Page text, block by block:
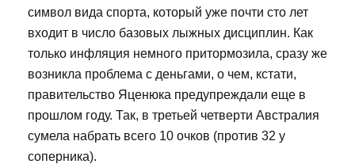
символ вида спорта, который уже почти сто лет
входит в число базовых лыжных дисциплин. Как
только инфляция немного притормозила, сразу же
возникла проблема с деньгами, о чем, кстати,
правительство Яценюка предупреждали еще в
прошлом году. Так, в третьей четверти Австралия
сумела набрать всего 10 очков (против 32 у
соперника).